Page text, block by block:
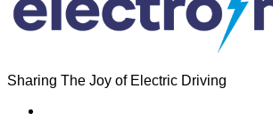
Sharing The Joy of Electric Driving